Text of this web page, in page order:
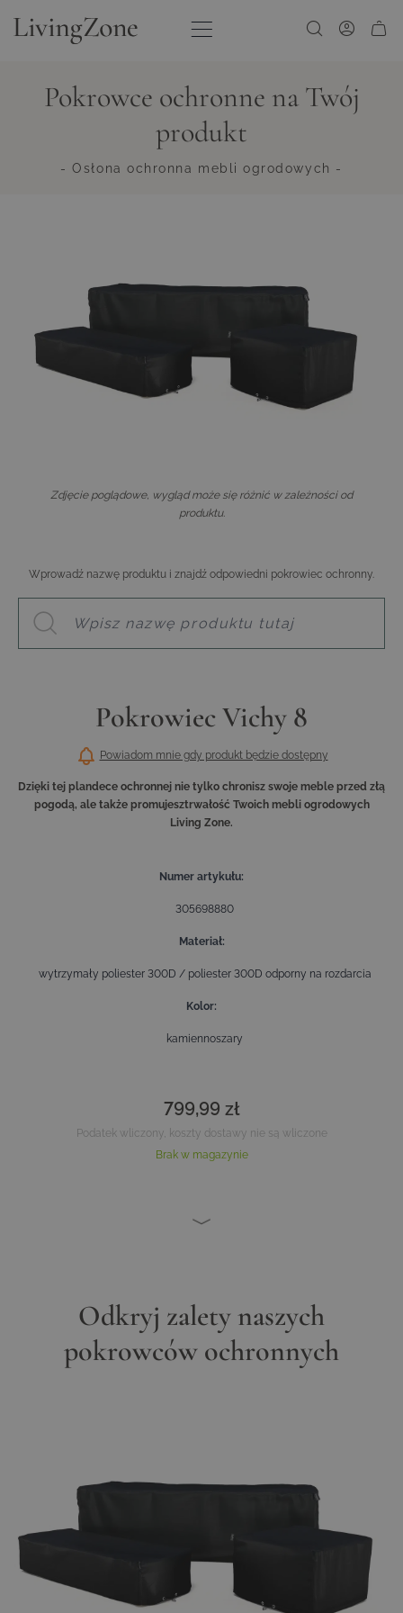
Pokrowce ochronne na Twój
produkt
- Osłona ochronna mebli ogrodowych -
Zdjęcie poglądowe, wygląd może się różnić w zależności od
produktu.
Wprowadź nazwę produktu i znajdź odpowiedni pokrowiec ochronny.
Pokrowiec Vichy 8
Powiadom mnie gdy produkt będzie dostępny
Dzięki tej plandece ochronnej nie tylko chronisz swoje meble przed złą
pogodą, ale także promujesztrwałość Twoich mebli ogrodowych
Living Zone.
Numer artykułu
305698880
Materiał
wytrzymały poliester 300D / poliester 300D odporny na rozdarcia
Kolor
kamiennoszary
799,99 zł
Podatek wliczony, koszty dostawy nie są wliczone
Brak w magazynie
Odkryj zalety naszych
pokrowców ochronnych